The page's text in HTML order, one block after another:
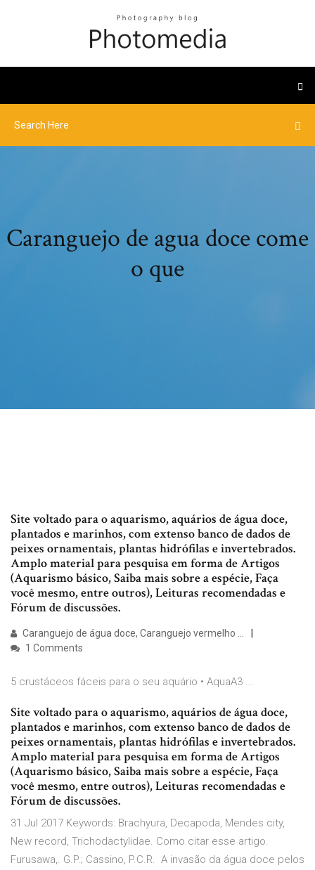
Caranguejo de agua doce come
o que
Site voltado para o aquarismo, aquários de água doce,
plantados e marinhos, com extenso banco de dados de
peixes ornamentais, plantas hidrófilas e invertebrados.
Amplo material para pesquisa em forma de Artigos
(Aquarismo básico, Saiba mais sobre a espécie, Faça
você mesmo, entre outros), Leituras recomendadas e
Fórum de discussões.
Caranguejo de água doce, Caranguejo vermelho ...
1 Comments
5 crustáceos fáceis para o seu aquário • AquaA3 ...
Site voltado para o aquarismo, aquários de água doce,
plantados e marinhos, com extenso banco de dados de
peixes ornamentais, plantas hidrófilas e invertebrados.
Amplo material para pesquisa em forma de Artigos
(Aquarismo básico, Saiba mais sobre a espécie, Faça
você mesmo, entre outros), Leituras recomendadas e
Fórum de discussões.
31 Jul 2017 Keywords: Brachyura, Decapoda, Mendes city,
New record, Trichodactylidae. Como citar esse artigo.
Furusawa,. G.P.; Cassino, P.C.R. A invasão da água doce pelos